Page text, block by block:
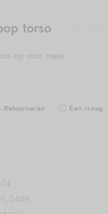
torso
op voor meer
Retourneren
Een vraag
,2409,